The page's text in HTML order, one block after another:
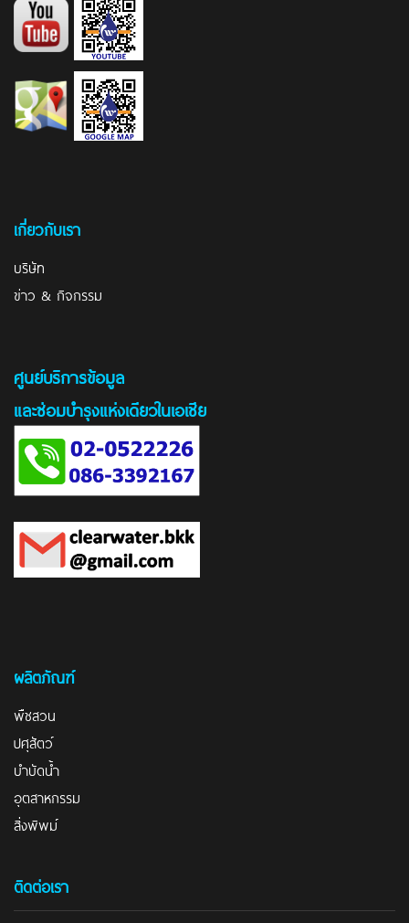
เกี่ยวกับเรา
บริษัท
ข่าว & กิจกรรม
ศูนย์บริการข้อมูล
และซ่อมบำรุงแห่งเดียวในเอเชีย
ผลิตภัณฑ์
พืชสวน
ปศุสัตว์
บำบัดน้ำ
อุตสาหกรรม
สิ่งพิพม์
ติดต่อเรา